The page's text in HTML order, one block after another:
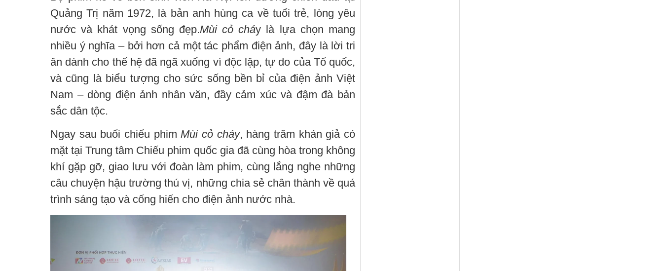
Quảng Trị năm 1972, là bản anh hùng ca về tuổi trẻ, lòng yêu
nước và khát vọng sống đẹp.Mùi cỏ cháy là lựa chọn mang
nhiều ý nghĩa – bởi hơn cả một tác phẩm điện ảnh, đây là lời tri
ân dành cho thế hệ đã ngã xuống vì độc lập, tự do của Tổ quốc,
và cũng là biểu tượng cho sức sống bền bỉ của điện ảnh Việt
Nam – dòng điện ảnh nhân văn, đầy cảm xúc và đậm đà bản
sắc dân tộc.
Ngay sau buổi chiếu phimMùi cỏ cháy, hàng trăm khán giả có
mặt tại Trung tâm Chiếu phim quốc gia đã cùng hòa trong không
khí gặp gỡ, giao lưu với đoàn làm phim, cùng lắng nghe những
câu chuyện hậu trường thú vị, những chia sẻ chân thành về quá
trình sáng tạo và cống hiến cho điện ảnh nước nhà.